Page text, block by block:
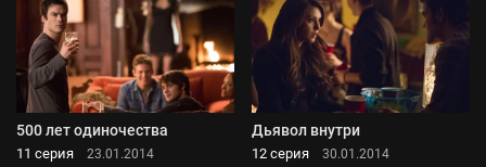
500 лет одиночества
11 серия 23.01.2014
Дьявол внутри
12 серия 30.01.2014